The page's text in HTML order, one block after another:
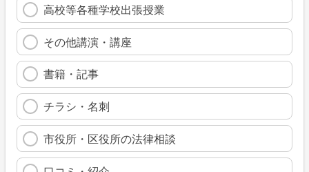
高校等各種学校出張授業
その他講演・講座
書籍・記事
チラシ・名刺
市役所・区役所の法律相談